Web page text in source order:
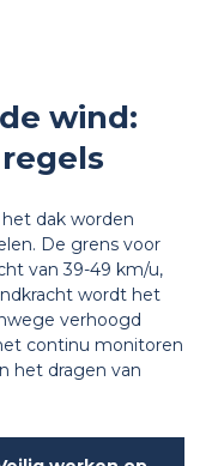
wind:
dak worden
De grens voor
van 39-49 km/u,
wordt het
verhoogd
continu monitoren
het dragen van